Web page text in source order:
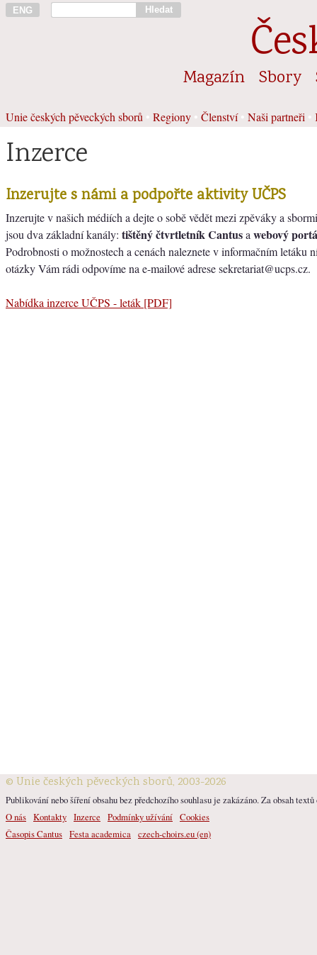
ENG Hledat
Magazín Sbory
Unie českých pěveckých sborů Regiony Členství• Naši partneři
Inzerce
Inzerujte s námi a podpořte aktivity UČPS
Inzerujte v našich médiích a dejte o sobě vědět mezi zpěváky a
jsou dva základní kanály: tištěný čtvrtletník Cantusa webový
Podrobnosti o možnostech a cenách naleznete v informačním letáku
otázky Vám rádi odpovíme na e-mailové adrese sekretariat@ucps.cz.
Nabídka inzerce UČPS - leták [PDF]
© Unie českých pěveckých sborů, 2003-2026
Publikování nebo šíření obsahu bez předchozího souhlasu je zakázáno. Za obsah
O nás Kontakty Inzerce Podmínky užívání Cookies
Časopis Cantus Festa academica czech-choirs.eu (en)